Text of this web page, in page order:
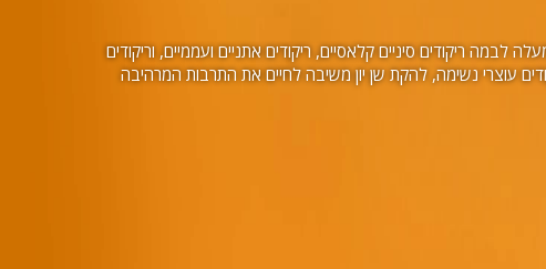
ריקודים סיניים קלאסיים, ריקודים אתניים ועממיים, וריקודים
באמצעות מוסיקה וריקודים עוצרי נשימה, להקת שן יון משיבה לחיים את התרבות המרהיבה